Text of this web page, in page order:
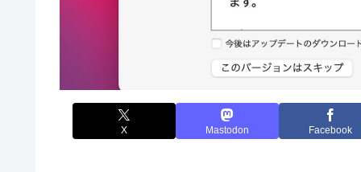
X Mastodon Facebook